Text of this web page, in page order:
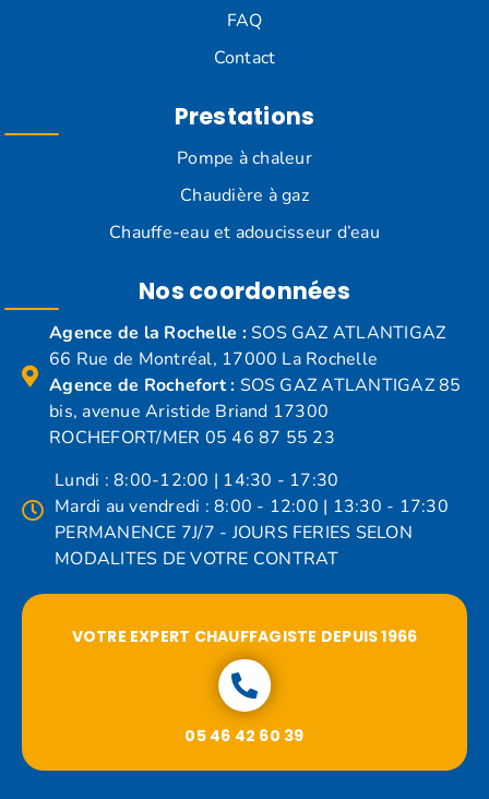
FAQ
Contact
Prestations
Pompe à chaleur
Chaudière à gaz
Chauffe-eau et adoucisseur d’eau
Nos coordonnées
Agence de la Rochelle :SOS GAZ ATLANTIGAZ
66 Rue de Montréal, 17000 La Rochelle
Agence de Rochefort : SOS GAZ ATLANTIGAZ 85
bis, avenue Aristide Briand 17300
ROCHEFORT/MER 05 46 87 55 23
Lundi : 8:00-12:00 | 14:30 - 17:30
Mardi au vendredi : 8:00 - 12:00 | 13:30 - 17:30
PERMANENCE 7J/7 - JOURS FERIES SELON
MODALITES DE VOTRE CONTRAT
VOTRE EXPERT CHAUFFAGISTE DEPUIS 1966
05 46 42 60 39